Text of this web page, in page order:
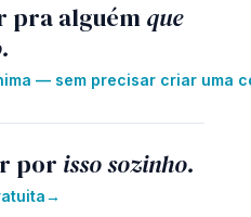
pra alguémque
— sem precisar criar uma
por isso sozinho.
→